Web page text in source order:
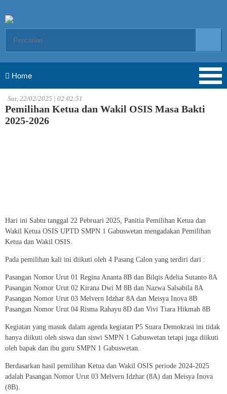
Home
Sat, 22/02/2025 | 02:02:51
Pemilihan Ketua dan Wakil OSIS Masa Bakti
2025-2026
Hari ini Sabtu tanggal 22 Pebruari 2025, Panitia Pemilihan Ketua dan
Wakil Ketua OSIS UPTD SMPN 1 Gabuswetan mengadakan Pemilihan
Ketua dan Wakil OSIS.
Pada pemilihan kali ini diikuti oleh 4 Pasang Calon yang terdiri dari :
Pasangan Nomor Urut 01 Regina Ananta 8B dan Bilqis Adelia Sutanto 8A
Pasangan Nomor Urut 02 Kirana Dwi M 8B dan Nazwa Salsabila 8A
Pasangan Nomor Urut 03 Melvern Idzhar 8A dan Meisya Inova 8B
Pasangan Nomor Urut 04 Risma Rahayu 8D dan Vivi Tiara Hikmah 8B
Kegiatan yang masuk dalam agenda kegiatan P5 Suara Demokrasi ini tidak
hanya diikuti oleh siswa dan siswi SMPN 1 Gabuswetan tetapi juga diikuti
oleh bapak dan ibu guru SMPN 1 Gabuswetan.
Berdasarkan hasil pemilihan Ketua dan Wakil OSIS periode 2024-2025
adalah Pasangan Nomor Urut 03 Melvern Idzhar (8A) dan Meisya Inova
(8B).